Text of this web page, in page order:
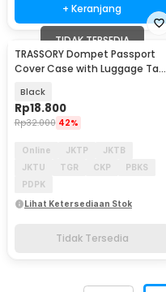
+ Keranjang
TIDAK TERSEDIA
TRASSORY Dompet Passport
Cover Case with Luggage Tag
Black
Rp18.800
Rp32.000 42%
Online JKTP
JKTB
JKTU
TGR CKP
PBKS
PDPK
Lihat Ketersediaan Stok
Tidak Tersedia